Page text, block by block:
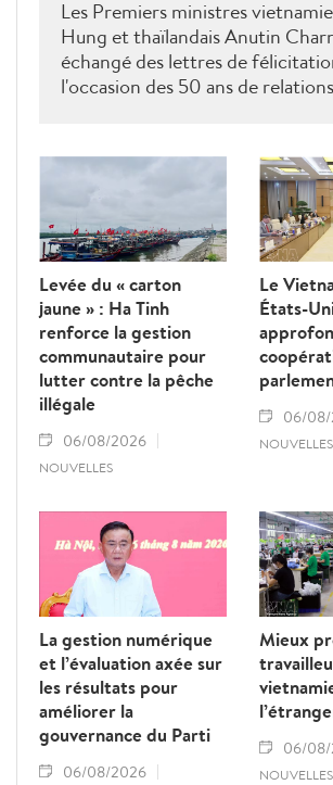
Les Premiers ministres
Hung et thaïlandais Anutin
échangé des lettres de
l'occasion des 50 ans de relations
Levée du « carton
jaune » : Ha Tinh
renforce la gestion
communautaire pour
lutter contre la pêche
illégale
06/08/2026
NOUVELLES
Le
États-
06/
NOUVELLES
La gestion numérique
et l’évaluation axée sur
les résultats pour
améliorer la
gouvernance du Parti
06/08/2026
Mieux
06/
NOUVELLES